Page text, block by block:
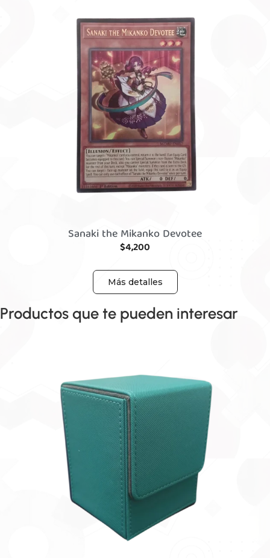
Sanaki the Mikanko Devotee
$4,200
Más detalles
Productos que te pueden interesar